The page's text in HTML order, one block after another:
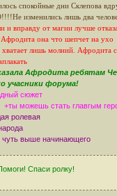
спокойные дни Склепова
изменились лишь два
и вправду от магии лучше
она что шепчет на ухо
хватает лишь молний. Афродита
Афродита ребятам
учасники форума!
сюжет
стать главгым
ролевая
чуть выше начинающего
Спаси ролку!